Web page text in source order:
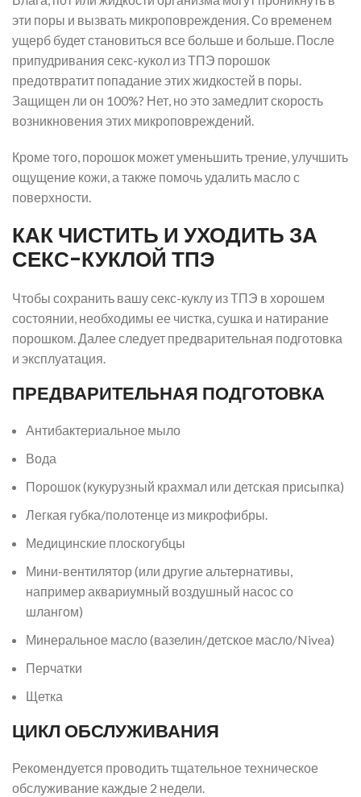
эти поры и вызвать микроповреждения. Со временем
ущерб будет становиться все больше и больше. После
припудривания секс-кукол из ТПЭ порошок
предотвратит попадание этих жидкостей в поры.
Защищен ли он 100%? Нет, но это замедлит скорость
возникновения этих микроповреждений.
Кроме того, порошок может уменьшить трение, улучшить
ощущение кожи, а также помочь удалить масло с
поверхности.
КАК ЧИСТИТЬ И УХОДИТЬ ЗА
СЕКС-КУКЛОЙ ТПЭ
Чтобы сохранить вашу секс-куклу из ТПЭ в хорошем
состоянии, необходимы ее чистка, сушка и натирание
порошком. Далее следует предварительная подготовка
и эксплуатация.
ПРЕДВАРИТЕЛЬНАЯ ПОДГОТОВКА
Антибактериальное мыло
Вода
Порошок (кукурузный крахмал или детская присыпка)
Легкая губка/полотенце из микрофибры.
Медицинские плоскогубцы
Мини-вентилятор (или другие альтернативы,
например аквариумный воздушный насос со
шлангом)
Минеральное масло (вазелин/детское масло/Nivea)
Перчатки
Щетка
ЦИКЛ ОБСЛУЖИВАНИЯ
Рекомендуется проводить тщательное техническое
обслуживание каждые 2 недели.